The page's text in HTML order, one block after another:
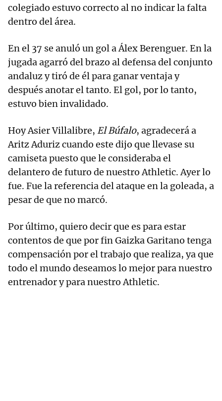
colegiado estuvo correcto al no indicar la falta
dentro del área.
En el 37 se anuló un gol a Álex Berenguer. En la
jugada agarró del brazo al defensa del conjunto
andaluz y tiró de él para ganar ventaja y
después anotar el tanto. El gol, por lo tanto,
estuvo bien invalidado.
Hoy Asier Villalibre, El Búfalo, agradecerá a
Aritz Aduriz cuando este dijo que llevase su
camiseta puesto que le consideraba el
delantero de futuro de nuestro Athletic. Ayer lo
fue. Fue la referencia del ataque en la goleada, a
pesar de que no marcó.
Por último, quiero decir que es para estar
contentos de que por fin Gaizka Garitano tenga
compensación por el trabajo que realiza, ya que
todo el mundo deseamos lo mejor para nuestro
entrenador y para nuestro Athletic.